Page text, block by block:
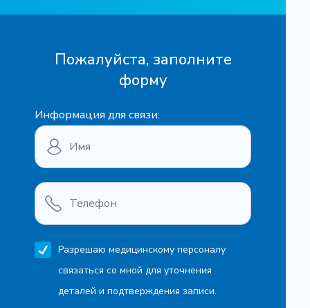
Пожалуйста, заполните
форму
Информация для связи:
Разрешаю медицинскому персоналу
связаться со мной для уточнения
деталей и подтверждения записи.